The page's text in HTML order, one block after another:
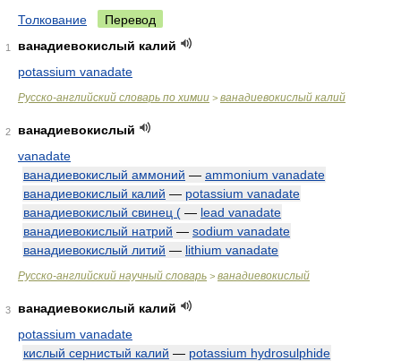
Толкование Перевод
1
ванадиевокислый калий
potassium vanadate
Русско-английский словарь по химии > ванадиевокислый калий
2
ванадиевокислый
vanadate
ванадиевокислый аммоний — ammonium vanadate
ванадиевокислый калий — potassium vanadate
ванадиевокислый свинец ( — lead vanadate
ванадиевокислый натрий — sodium vanadate
ванадиевокислый литий — lithium vanadate
Русско-английский научный словарь > ванадиевокислый
3
ванадиевокислый калий
potassium vanadate
кислый сернистый калий — potassium hydrosulphide